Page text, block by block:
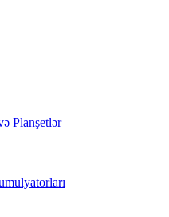
Planşetlər